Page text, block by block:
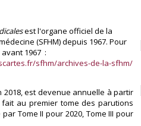
est l'organe officiel de la
(SFHM) depuis 1967. Pour
1967 :
sfhm/archives-de-la-sfhm/
2018, est devenue annuelle à partir
fait au premier tome des parutions
Tome II pour 2020, Tome III pour